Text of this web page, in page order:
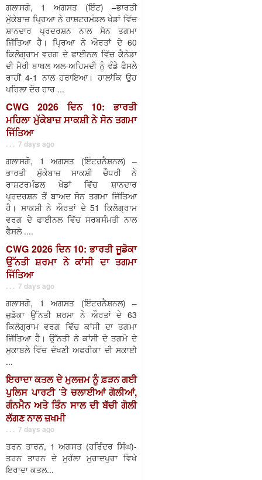
ਗਲਾਸਗੋ, 1 ਅਗਸਤ (ਇੰਟ) –ਭਾਰਤੀ
ਮੁੱਕੇਬਾਜ਼ ਪ੍ਰਿਆ ਨੇ ਰਾਸ਼ਟਰਮੰਡਲ ਖੇਡਾਂ ਵਿੱਚ
ਸ਼ਾਨਦਾਰ ਪ੍ਰਦਰਸ਼ਨ ਨਾਲ ਸੋਨ ਤਗਮਾ
ਜਿੱਤਿਆ ਹੈ। ਪ੍ਰਿਆ ਨੇ ਔਰਤਾਂ ਦੇ 60
ਕਿਲੋਗ੍ਰਾਮ ਵਰਗ ਦੇ ਫਾਈਨਲ ਵਿੱਚ ਕੈਨੇਡਾ
ਦੀ ਮੈਰੀ ਬਾਥਲ ਅਲ-ਅਹਿਮਦੀ ਨੂੰ ਵੰਡੇ ਫੈਸਲੇ
ਰਾਹੀਂ 4-1 ਨਾਲ ਹਰਾਇਆ। ਹਾਲਾਂਕਿ ਉਹ
ਪਹਿਲਾ ਦੌਰ ਹਾਰ ...
CWG 2026 ਦਿਨ 10: ਭਾਰਤੀ
ਮਹਿਲਾ ਮੁੱਕੇਬਾਜ਼ ਸਾਕਸ਼ੀ ਨੇ ਸੋਨ ਤਗਮਾ
ਜਿੱਤਿਆ
. . . 7 days ago
ਗਲਾਸਗੋ, 1 ਅਗਸਤ (ਇੰਟਰਨੈਸ਼ਨਲ) –
ਭਾਰਤੀ ਮੁੱਕੇਬਾਜ਼ ਸਾਕਸ਼ੀ ਚੌਧਰੀ ਨੇ
ਰਾਸ਼ਟਰਮੰਡਲ ਖੇਡਾਂ ਵਿੱਚ ਸ਼ਾਨਦਾਰ
ਪ੍ਰਦਰਸ਼ਨ ਤੋਂ ਬਾਅਦ ਸੋਨ ਤਗਮਾ ਜਿੱਤਿਆ
ਹੈ। ਸਾਕਸ਼ੀ ਨੇ ਔਰਤਾਂ ਦੇ 51 ਕਿਲੋਗ੍ਰਾਮ
ਵਰਗ ਦੇ ਫਾਈਨਲ ਵਿੱਚ ਸਰਬਸੰਮਤੀ ਨਾਲ
ਫੈਸਲੇ ....
CWG 2026 ਦਿਨ 10: ਭਾਰਤੀ ਜੂਡੋਕਾ
ਉੱਨਤੀ ਸ਼ਰਮਾ ਨੇ ਕਾਂਸੀ ਦਾ ਤਗਮਾ
ਜਿੱਤਿਆ
. . . 7 days ago
ਗਲਾਸਗੋ, 1 ਅਗਸਤ (ਇੰਟਰਨੈਸ਼ਨਲ) –
ਜੁਡੋਕਾ ਉੱਨਤੀ ਸ਼ਰਮਾ ਨੇ ਔਰਤਾਂ ਦੇ 63
ਕਿਲੋਗ੍ਰਾਮ ਵਰਗ ਵਿੱਚ ਕਾਂਸੀ ਦਾ ਤਗਮਾ
ਜਿੱਤਿਆ ਹੈ। ਉੱਨਤੀ ਨੇ ਕਾਂਸੀ ਦੇ ਤਗਮੇ ਦੇ
ਮੁਕਾਬਲੇ ਵਿੱਚ ਦੱਖਣੀ ਅਫਰੀਕਾ ਦੀ ਸਕਾਈ
...
ਇਰਾਦਾ ਕਤਲ ਦੇ ਮੁਲਜ਼ਮ ਨੂੰ ਫ਼ੜਨ ਗਈ
ਪੁਲਿਸ ਪਾਰਟੀ ’ਤੇ ਚਲਾਈਆਂ ਗੋਲੀਆਂ,
ਗੰਨਮੈਨ ਅਤੇ ਤਿੰਨ ਸਾਲ ਦੀ ਬੱਚੀ ਗੋਲੀ
ਲੱਗਣ ਨਾਲ ਜ਼ਖਮੀ
. . . 7 days ago
ਤਰਨ ਤਾਰਨ, 1 ਅਗਸਤ (ਹਰਿੰਦਰ ਸਿੰਘ)-
ਤਰਨ ਤਾਰਨ ਦੇ ਮੁਹੱਲਾ ਮੁਰਾਦਪੁਰਾ ਵਿਖੇ
ਇਰਾਦਾ ਕਤਲ...